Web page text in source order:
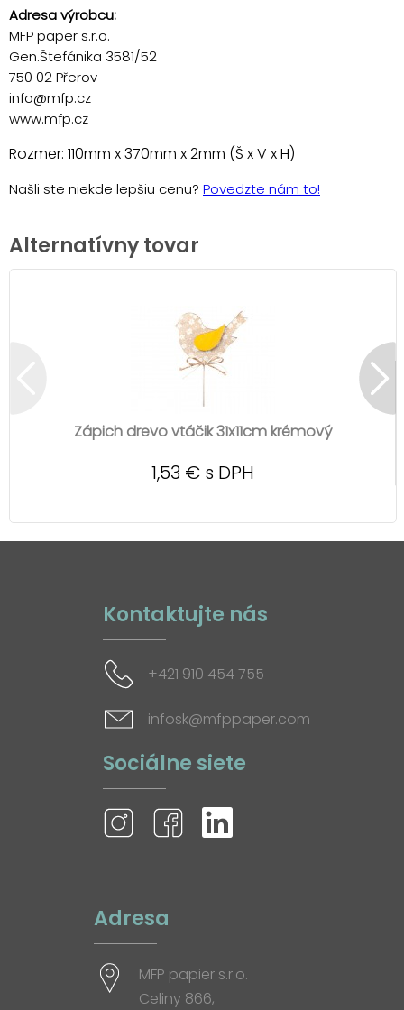
Adresa výrobcu:
MFP paper s.r.o.
Gen.Štefánika 3581/52
750 02 Přerov
info@mfp.cz
www.mfp.cz
Rozmer: 110mm x 370mm x 2mm (Š x V x H)
Našli ste niekde lepšiu cenu? Povedzte nám to!
Alternatívny tovar
Zápich drevo vtáčik 31x11cm krémový
1,53 € s DPH
Kontaktujte nás
+421 910 454 755
infosk@mfppaper.com
Sociálne siete
Adresa
MFP papier s.r.o.
Celiny 866,